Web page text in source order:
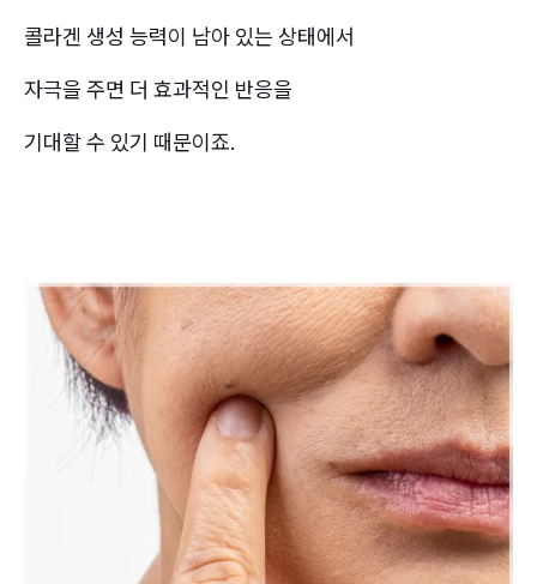
콜라겐 생성 능력이 남아 있는 상태에서
자극을 주면 더 효과적인 반응을
기대할 수 있기 때문이죠.